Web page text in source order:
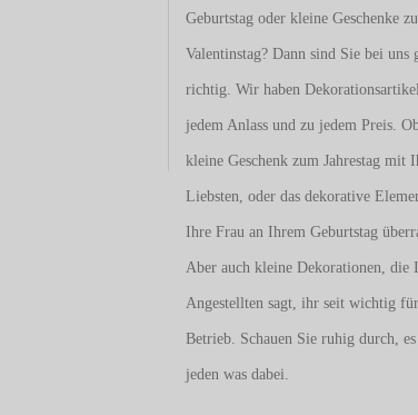
Geburtstag oder kleine Geschenke
Valentinstag? Dann sind Sie bei uns
richtig. Wir haben
jedem Anlass und zu jedem Preis.
kleine Geschenk zum Jahrestag mit
Liebsten, oder das dekorative
Ihre Frau an Ihrem Geburtstag
Aber auch kleine Dekorationen, die
Angestellten sagt, ihr seit wichtig
Betrieb. Schauen Sie ruhig durch,
jeden was dabei.